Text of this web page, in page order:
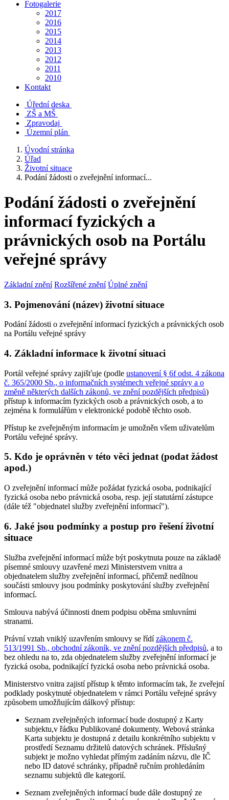
Fotogalerie
2017
2016
2015
2014
2013
2012
2011
2010
Kontakt
Úřední deska
ZŠ a MŠ
Zpravodaj
Územní plán
Úvodní stránka
Úřad
Životní situace
Podání žádosti o zveřejnění informací...
Podání žádosti o zveřejnění
informací fyzických a
právnických osob na Portálu
veřejné správy
Základní znění Rozšířené znění Úplné znění
3. Pojmenování (název) životní situace
Podání žádosti o zveřejnění informací fyzických a právnických osob
na Portálu veřejné správy
4. Základní informace k životní situaci
Portál veřejné správy zajišťuje (podle ustanovení § 6f odst. 4 zákona
č. 365/2000 Sb., o informačních systémech veřejné správy a o
změně některých dalších zákonů, ve znění pozdějších předpisů)
přístup k informacím fyzických osob a právnických osob, a to
zejména k formulářům v elektronické podobě těchto osob.
Přístup ke zveřejněným informacím je umožněn všem uživatelům
Portálu veřejné správy.
5. Kdo je oprávněn v této věci jednat (podat žádost
apod.)
O zveřejnění informací může požádat fyzická osoba, podnikající
fyzická osoba nebo právnická osoba, resp. její statutární zástupce
(dále též "objednatel služby zveřejnění informací").
6. Jaké jsou podmínky a postup pro řešení životní
situace
Služba zveřejnění informací může být poskytnuta pouze na základě
písemné smlouvy uzavřené mezi Ministerstvem vnitra a
objednatelem služby zveřejnění informací, přičemž nedílnou
součásti smlouvy jsou podmínky poskytování služby zveřejnění
informací.
Smlouva nabývá účinnosti dnem podpisu oběma smluvními
stranami.
Právní vztah vniklý uzavřením smlouvy se řídízákonem č.
513/1991 Sb., obchodní zákoník, ve znění pozdějších předpisů, a to
bez ohledu na to, zda objednatelem služby zveřejnění informací je
fyzická osoba, podnikající fyzická osoba nebo právnická osoba.
Ministerstvo vnitra zajistí přístup k těmto informacím tak, že zveřejní
podklady poskytnuté objednatelem v rámci Portálu veřejné správy
způsobem umožňujícím dálkový přístup:
Seznam zveřejněných informací bude dostupný z Karty
subjektu,v řádku Publikované dokumenty. Webová stránka
Karta subjektu je dostupná z detailu konkrétního subjektu v
prostředí Seznamu držitelů datových schránek. Příslušný
subjekt je možno vyhledat přímým zadáním názvu, dle IČ
nebo ID datové schránky, případně ručním prohledáním
seznamu subjektů dle kategorií.
Seznam zveřejněných informací bude dále dostupný ze